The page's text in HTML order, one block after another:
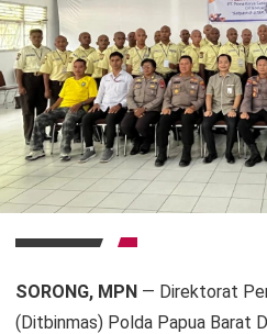
SORONG, MPN — Direktorat
(Ditbinmas) Polda Papua Barat